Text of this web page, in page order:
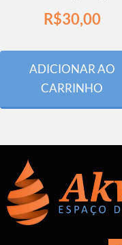
R$30,00
ADICIONAR AO
CARRINHO